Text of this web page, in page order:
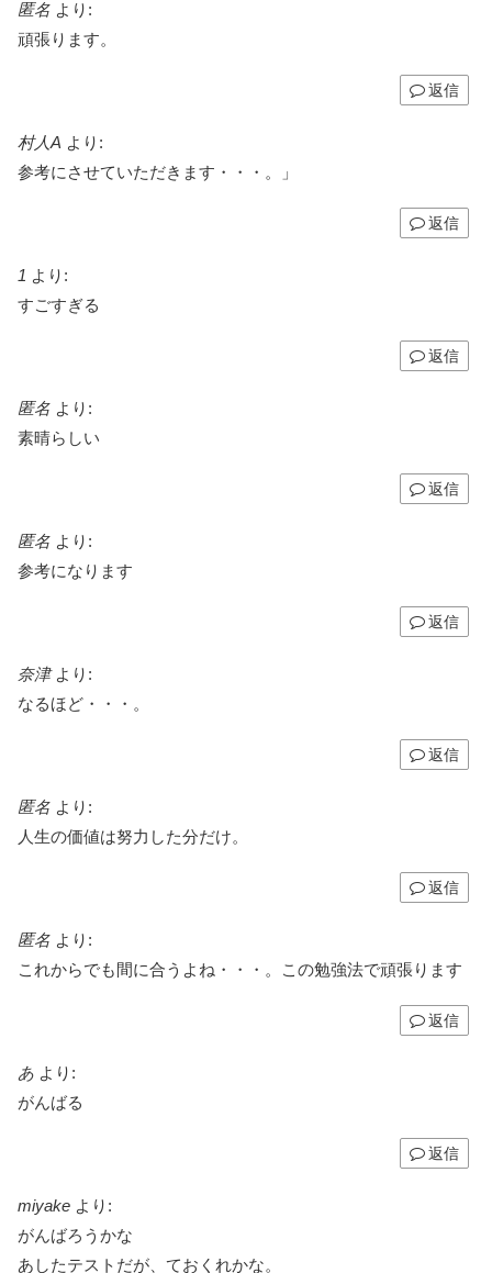
匿名 より:
頑張ります。
返信
村人A より:
参考にさせていただきます・・・。」
返信
1 より:
すごすぎる
返信
匿名 より:
素晴らしい
返信
匿名 より:
参考になります
返信
奈津 より:
なるほど・・・。
返信
匿名 より:
人生の価値は努力した分だけ。
返信
匿名 より:
これからでも間に合うよね・・・。この勉強法で頑張ります
返信
あ より:
がんばる
返信
miyake より:
がんばろうかな
あしたテストだが、ておくれかな。